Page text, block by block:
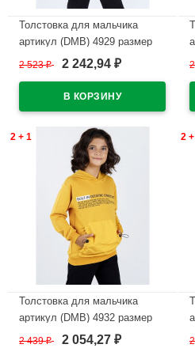
Толстовка для мальчика
артикул (DMB) 4929 размер
32/128-44/164 цвет зеленый
2 523₽ 2 242,94 ₽
2 + 1
Толстовка для мальчика
артикул (DMB) 4932 размер
32/128-44/164 цвет желтый
2 439₽ 2 054,27 ₽
2